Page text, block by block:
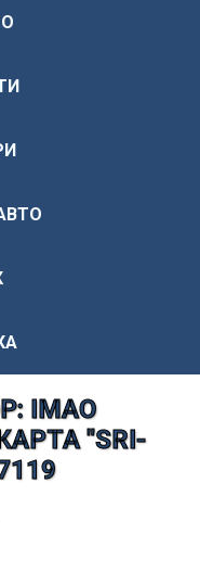
IMAO
"SRI-